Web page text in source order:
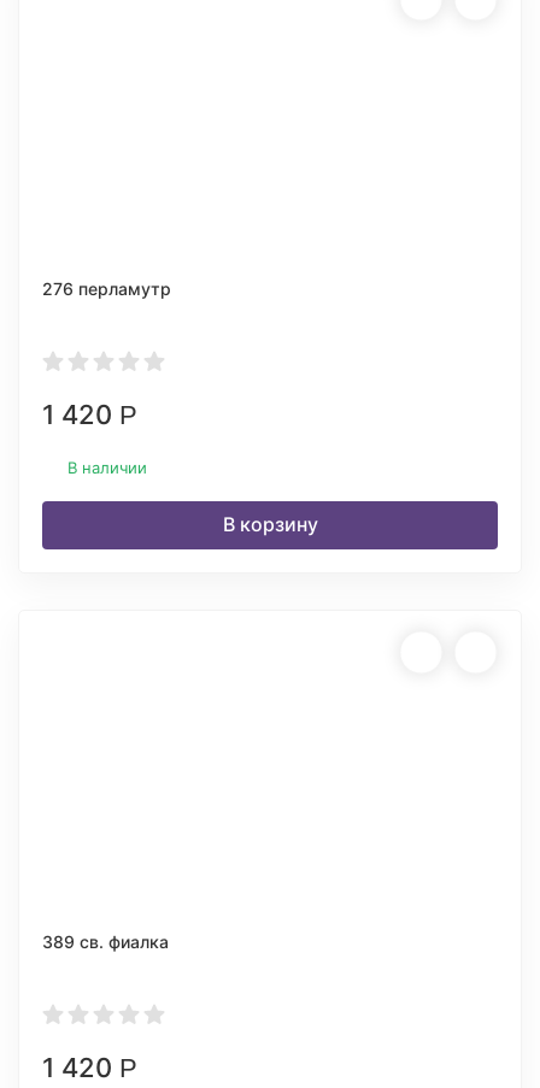
276 перламутр
1 420 Р
В наличии
В корзину
389 св. фиалка
1 420 Р